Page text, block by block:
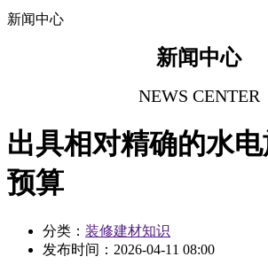
新闻中心
新闻中心
NEWS CENTER
出具相对精确的水
预算
分类： 装修建材知识
发布时间： 2026-04-11 08:00